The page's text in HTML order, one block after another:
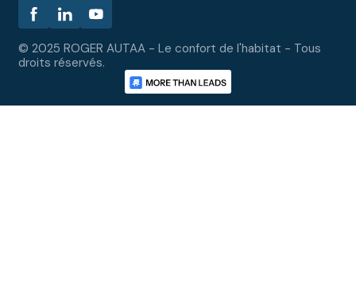
© 2025 ROGER AUTAA - Le confort de l'habitat - Tous
droits réservés.